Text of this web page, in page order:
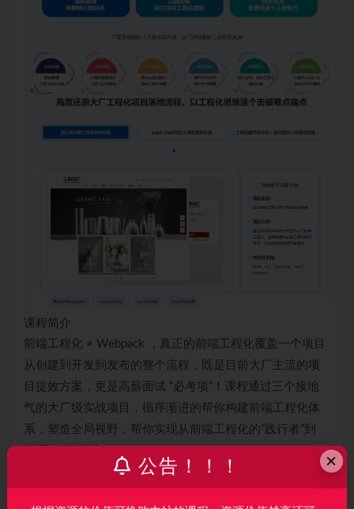
课程简介
前端工程化 ≠ Webpack ，真正的前端工程化覆盖一个项目
从创建到开发到发布的整个流程，既是目前大厂主流的项
目提效方案，更是高薪面试 “必考项”！课程通过三个接地
气的大厂级实战项目，循序渐进的帮你构建前端工程化体
系，塑造全局视野，帮你实现从前端工程化的“践行者”到
×
公告！！！